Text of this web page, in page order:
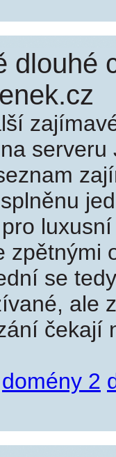
dlouhé
serveru
zpětnými
se
ale
čekají
domény 2